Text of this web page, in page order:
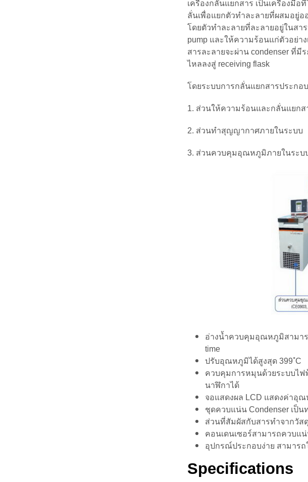
เครื่องกลั่นแยกสาร เป็นเครื่องมือ
ลั่นเพื่อแยกตัวทำละลายที่ผสมอยู่
โดยตัวทำละลายที่ละลายอยู่ในสา
pump และให้ความร้อนแก่ตัวอย่า
สารละลายจะผ่าน condenser ที่มี
ไหลลงสู่ receiving flask
โดยระบบการกลั่นแยกสารประก
1. ส่วนให้ความร้อนและกลั่นแยกส
2. ส่วนทำสุญญากาศภายในระบบ
3. ส่วนควบคุมอุณหภูมิภายในระบ
อ่างน้ำควบคุมอุณหภูมิสามา
time
ปรับอุณหภูมิได้สูงสุด 399 ํC
ควบคุมการหมุนด้วยระบบไ
นาฬิกาได้
จอแสดงผล LCD แสดงค่าอุ
ชุดควบแน่น Condenser เป็
ส่วนที่สัมผัสกับสารทำจากวัส
คอนเดนเซอร์สามารถควบแ
อุปกรณ์ประกอบง่าย สามาร
Specifications